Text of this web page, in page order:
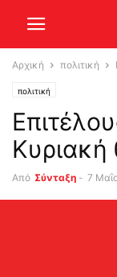
Αρχική πολιτική
πολιτική
Από Σύνταξη - 7